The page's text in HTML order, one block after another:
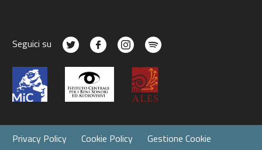
Seguici su
Privacy Policy Cookie Policy Gestione Cookie